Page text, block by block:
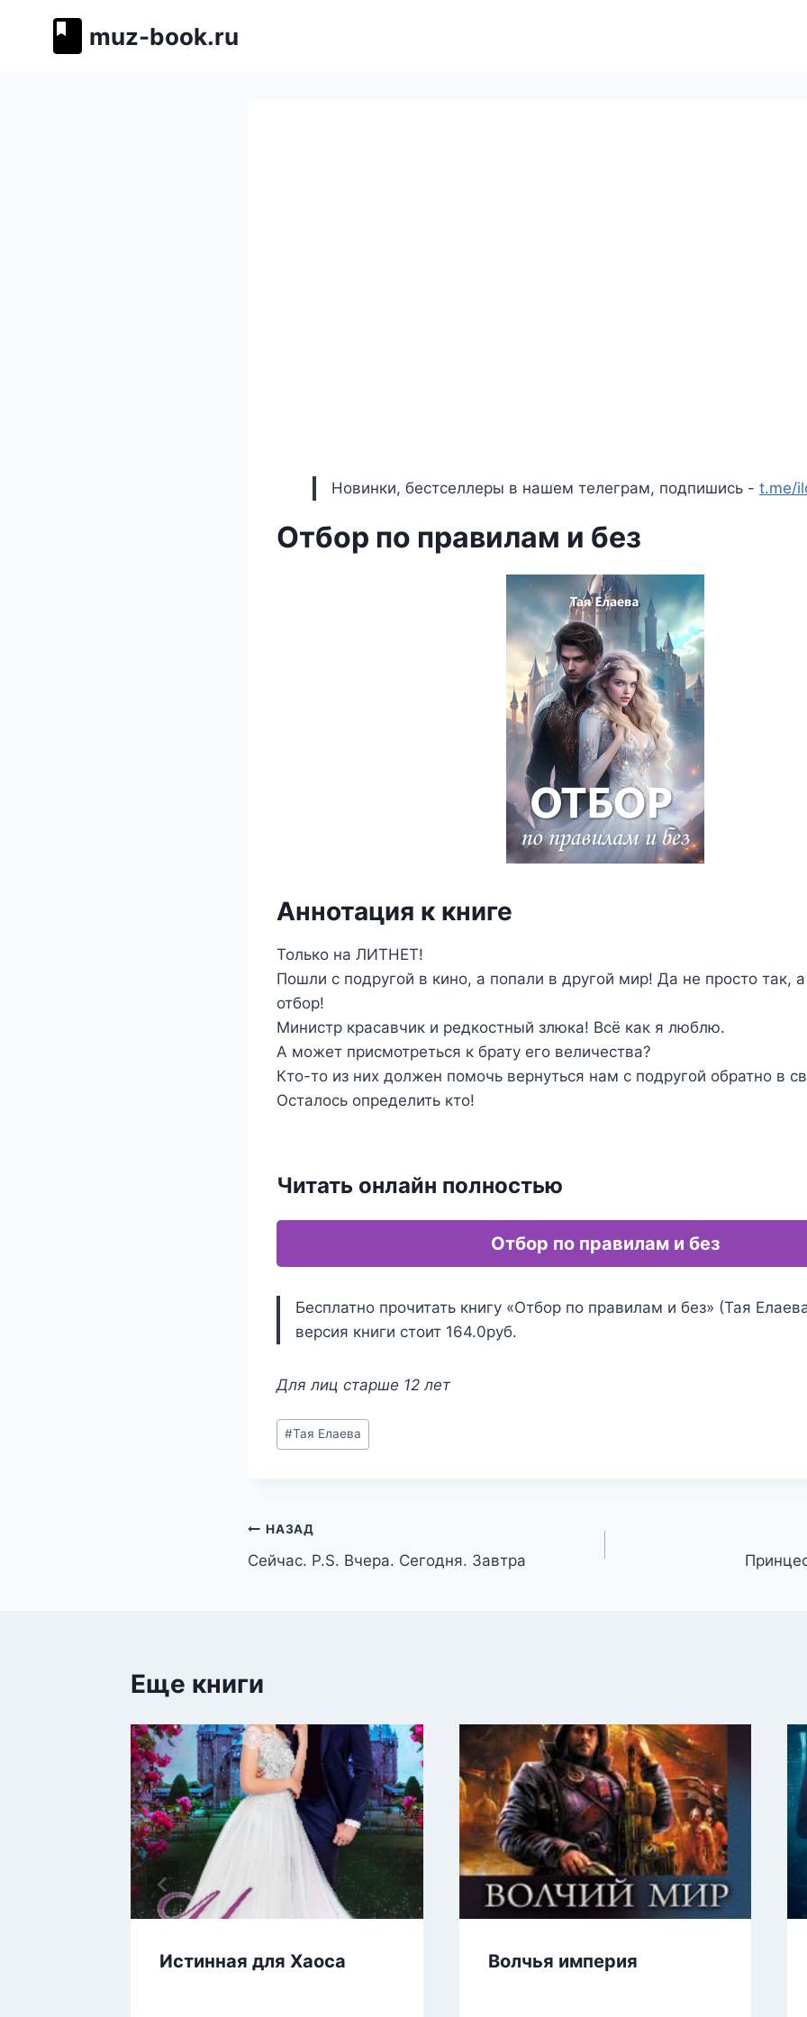
muz-book.ru
Новинки, бестселлеры в нашем телеграм, подпишись - t.me/
Отбор по правилам и без
Аннотация к книге
Только на ЛИТНЕТ!
Пошли с подругой в кино, а попали в другой мир! Да не просто так,
отбор!
Министр красавчик и редкостный злюка! Всё как я люблю.
А может присмотреться к брату его величества?
Кто-то из них должен помочь вернуться нам с подругой обратно в
Осталось определить кто!
Читать онлайн полностью
Отбор по правилам и без
Бесплатно прочитать книгу «Отбор по правилам и без» (Тая
версия книги стоит 164.0руб.
Для лиц старше 12 лет
Метки
записи:
#Тая Елаева
Навигация
по
НАЗАД
Сейчас. P.S. Вчера. Сегодня. Завтра
Еще книги
Истинная для Хаоса Волчья империя